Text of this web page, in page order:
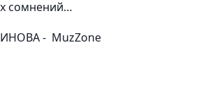
сомнений…
- MuzZone